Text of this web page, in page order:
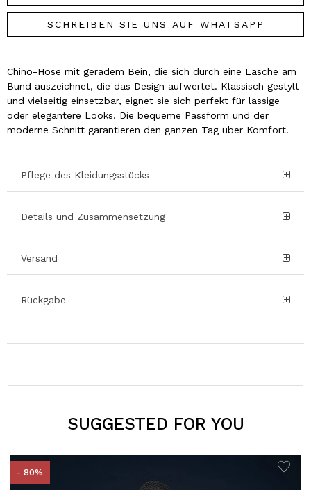
SCHREIBEN SIE UNS AUF WHATSAPP
Chino-Hose mit geradem Bein, die sich durch eine Lasche am
Bund auszeichnet, die das Design aufwertet. Klassisch gestylt
und vielseitig einsetzbar, eignet sie sich perfekt für lässige
oder elegantere Looks. Die bequeme Passform und der
moderne Schnitt garantieren den ganzen Tag über Komfort.
Pflege des Kleidungsstücks
Details und Zusammensetzung
Versand
Rückgabe
SUGGESTED FOR YOU
- 80%